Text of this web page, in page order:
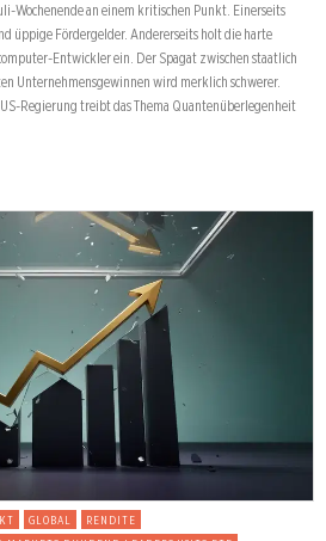
Wochenende an einem kritischen Punkt. Einerseits
üppige Fördergelder. Andererseits holt die harte
Entwickler ein. Der Spagat zwischen staatlich
Unternehmensgewinnen wird merklich schwerer.
Regierung treibt das Thema Quantenüberlegenheit
GLOBAL
RENDITE